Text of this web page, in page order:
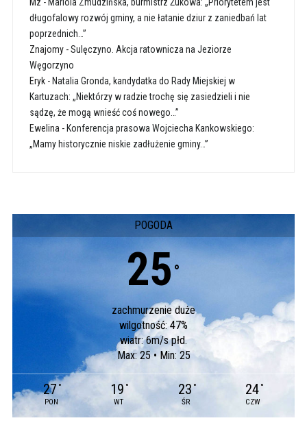
długofalowy rozwój gminy, a nie łatanie dziur z zaniedbań lat
poprzednich…”
Znajomy-Sulęczyno. Akcja ratownicza na Jeziorze
Węgorzyno
Eryk- Natalia Gronda, kandydatka do Rady Miejskiej w
Kartuzach: „Niektórzy w radzie trochę się zasiedzieli i nie
sądzę, że mogą wnieść coś nowego…”
Ewelina - Konferencja prasowa Wojciecha Kankowskiego:
„Mamy historycznie niskie zadłużenie gminy…”
POGODA
25 °
zachmurzenie duże
wilgotność: 47%
wiatr: 6m/s płd.
Max: 25 • Min: 25
27 °
PON
19 °
WT
23 °
ŚR
24 °
CZW